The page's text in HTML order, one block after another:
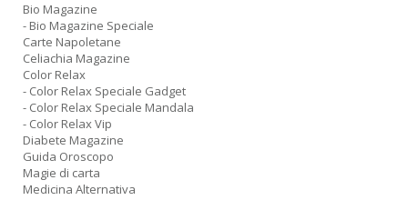
Bio Magazine
- Bio Magazine Speciale
Carte Napoletane
Celiachia Magazine
Color Relax
- Color Relax Speciale Gadget
- Color Relax Speciale Mandala
- Color Relax Vip
Diabete Magazine
Guida Oroscopo
Magie di carta
Medicina Alternativa